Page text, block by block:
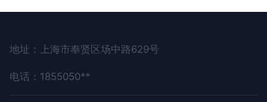
地址：上海市奉贤区场中路629号
电话：1855050**